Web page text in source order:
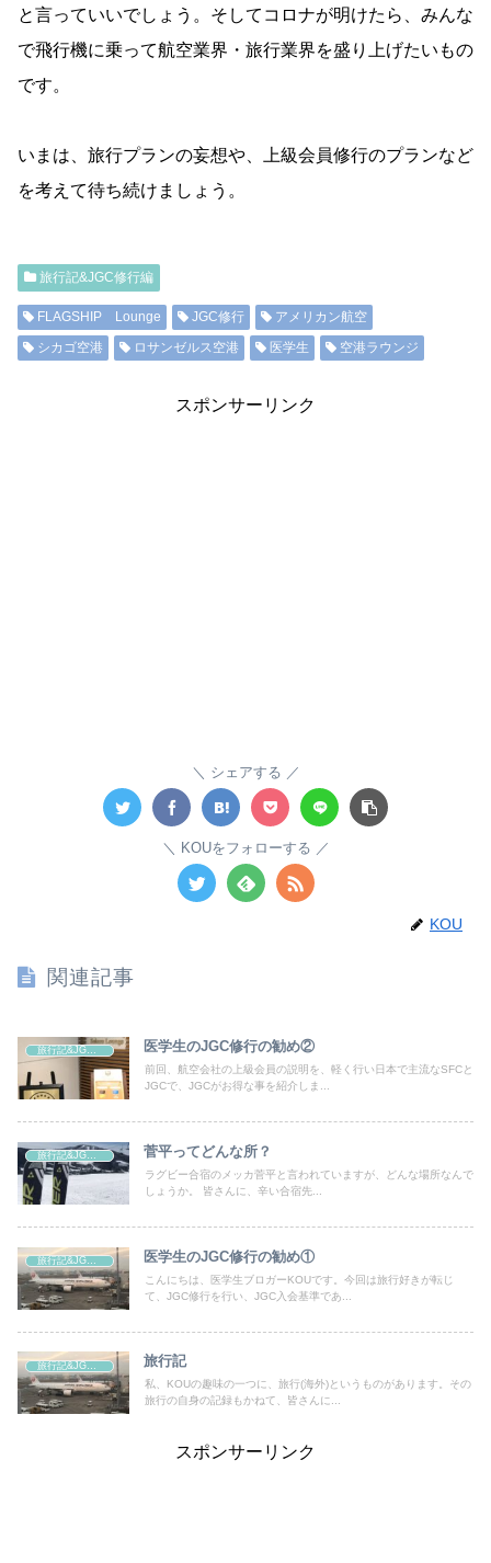
と言っていいでしょう。そしてコロナが明けたら、みんな
で飛行機に乗って航空業界・旅行業界を盛り上げたいもの
です。
いまは、旅行プランの妄想や、上級会員修行のプランなど
を考えて待ち続けましょう。
旅行記&JGC修行編
FLAGSHIP Lounge JGC修行
アメリカン航空
シカゴ空港
ロサンゼルス空港 医学生 空港ラウンジ
スポンサーリンク
シェアする
KOUをフォローする
KOU
関連記事
医学生のJGC修行の勧め②
前回、航空会社の上級会員の説明を、軽く行い日本で主流なSFCと
JGCで、JGCがお得な事を紹介しま...
菅平ってどんな所？
ラグビー合宿のメッカ菅平と言われていますが、どんな場所なんで
しょうか。 皆さんに、辛い合宿先...
医学生のJGC修行の勧め①
こんにちは、医学生ブロガーKOUです。今回は旅行好きが転じ
て、JGC修行を行い、JGC入会基準であ...
旅行記
私、KOUの趣味の一つに、旅行(海外)というものがあります。その
旅行の自身の記録もかねて、皆さんに...
スポンサーリンク